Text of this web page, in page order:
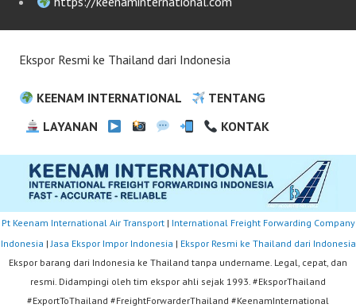
Ekspor Resmi ke Thailand dari Indonesia
KEENAM INTERNATIONAL
TENTANG
LAYANAN
KONTAK
Pt Keenam International Air Transport| International Freight Forwarding Company
Indonesia | Jasa Ekspor Impor Indonesia | Ekspor Resmi ke Thailand dari Indonesia
Ekspor barang dari Indonesia ke Thailand tanpa undername. Legal, cepat, dan
resmi. Didampingi oleh tim ekspor ahli sejak 1993. #EksporThailand
#ExportToThailand #FreightForwarderThailand #KeenamInternational